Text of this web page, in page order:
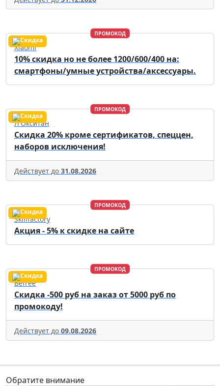
ПРОМОКОД
Xiaomi
10% скидка но не более 1200/600/400 на:
смартфоны/умные устройства/аксессуары.
ПРОМОКОД
Л'Окситан
Скидка 20% кроме сертификатов, спеццен,
наборов исключения!
Действует до 31.08.2026
ПРОМОКОД
Skillfactory
Акция - 5% к скидке на сайте
ПРОМОКОД
Befree
Скидка -500 руб на заказ от 5000 руб по
промокоду!
Действует до 09.08.2026
Обратите внимание